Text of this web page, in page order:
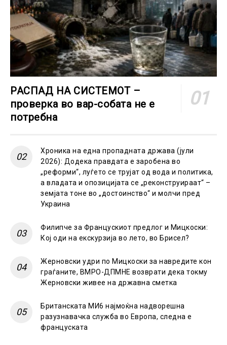
РАСПАД НА СИСТЕМОТ –
проверка во вар-собата не е
потребна
Хроника на една пропадната држава (јули
2026): Додека правдата е заробена во
„реформи“, луѓето се трујат од вода и политика,
а владата и опозицијата се „реконструираат“ –
земјата тоне во „достоинство“ и молчи пред
Украина
Филипче за Францускиот предлог и Мицкоски:
Кој оди на екскурзија во лето, во Брисел?
Жерновски удри по Мицкоски за навредите кон
граѓаните, ВМРО-ДПМНЕ возврати дека токму
Жерновски живее на државна сметка
Британската МИ6 најмоќна надворешна
разузнавачка служба во Европа, следна е
француската